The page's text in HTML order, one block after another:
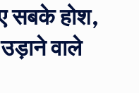
सबके होश,
वाले